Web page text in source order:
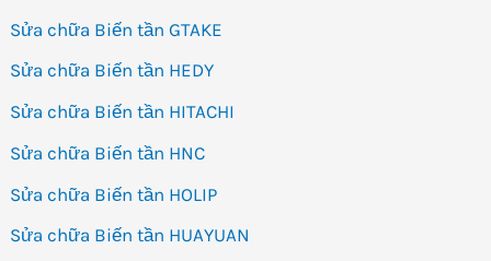
Sửa chữa Biến tần GTAKE
Sửa chữa Biến tần HEDY
Sửa chữa Biến tần HITACHI
Sửa chữa Biến tần HNC
Sửa chữa Biến tần HOLIP
Sửa chữa Biến tần HUAYUAN